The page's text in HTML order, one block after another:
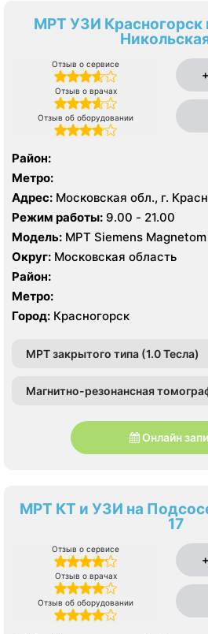
МРТ УЗИ Красногорск
Отзыв о сервисе
Отзыв о врачах
Отзыв об оборудовании
Район:
Метро:
Адрес: Московская обл., г.
Никольская ул., 52
Режим работы: 9.00 - 21.00
Модель: МРТ Siemens
Округ: Московская область
Район:
Метро:
Город: Красногорск
МРТ закрытого типа (1.0 Тесла)
Магнитно-резонансная
Онлайн
МРТ КТ и УЗИ на
17
Отзыв о сервисе
Отзыв о врачах
Отзыв об оборудовании